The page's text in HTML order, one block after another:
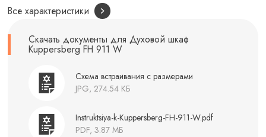
Все характеристики
Скачать документы для Духовой шкаф
Kuppersberg FH 911 W
Схема встраивания с размерами
JPG, 274.54 КБ
Instruktsiya-k-Kuppersberg-FH-911-W.pdf
PDF, 3.87 МБ